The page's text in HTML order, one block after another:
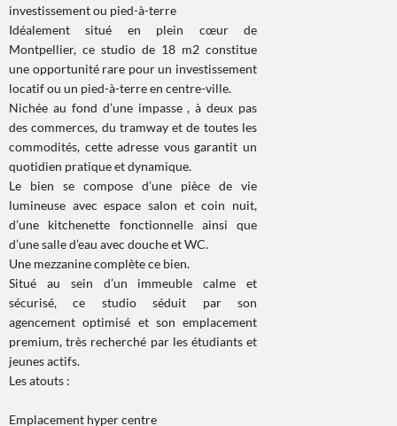
investissement ou pied-à-terre
Idéalement situé en plein cœur de
Montpellier, ce studio de 18 m2 constitue
une opportunité rare pour un investissement
locatif ou un pied-à-terre en centre-ville.
Nichée au fond d’une impasse , à deux pas
des commerces, du tramway et de toutes les
commodités, cette adresse vous garantit un
quotidien pratique et dynamique.
Le bien se compose d’une pièce de vie
lumineuse avec espace salon et coin nuit,
d’une kitchenette fonctionnelle ainsi que
d’une salle d’eau avec douche et WC.
Une mezzanine complète ce bien.
Situé au sein d’un immeuble calme et
sécurisé, ce studio séduit par son
agencement optimisé et son emplacement
premium, très recherché par les étudiants et
jeunes actifs.
Les atouts :
Emplacement hyper centre